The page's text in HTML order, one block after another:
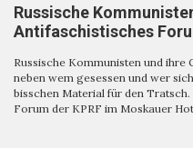
Russische
Antifaschistisches
Russische Kommunisten und
neben wem gesessen und wer
bisschen Material für den
Forum der KPRF im Moskauer